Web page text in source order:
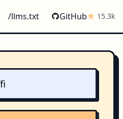
/llms.txt GitHub 15.3k